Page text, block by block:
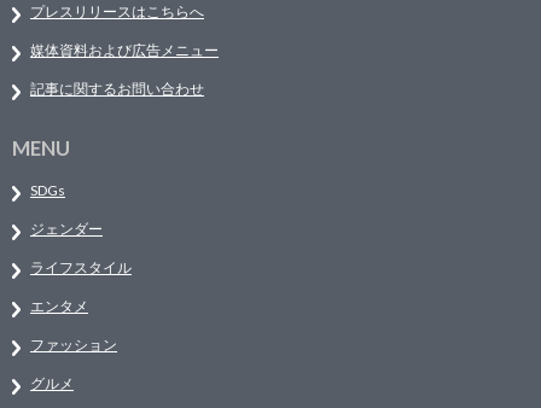
プレスリリースはこちらへ
媒体資料および広告メニュー
記事に関するお問い合わせ
MENU
SDGs
ジェンダー
ライフスタイル
エンタメ
ファッション
グルメ